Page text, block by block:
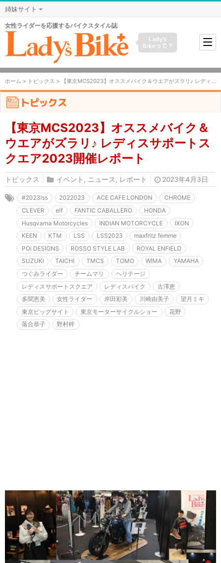
姉妹サイト
女性ライダーを応援するバイクスタイル誌
Lady's
Bikeって？
ホーム > トピックス > 【東京MCS2023】オススメバイク＆ウエアがズラリ♪ レディスサポートスクエア2023開催レポート
トピックス
【東京MCS2023】オススメバイク＆
ウエアがズラリ♪ レディスサポートス
クエア2023開催レポート
トピックス イベント , ニュース , レポート 2023年4月3日
#2023lss 2022023 ACE CAFE LONDON
CHROME
CLEVER
elf FANTIC CABALLERO
HONDA
Husqvarna Motorcycles
INDIAN MOTORCYCLE
IXON
KEEN
KTM LSS LSS2023
maxfritz femme
POi DESIGNS
ROSSO STYLE LAB
ROYAL ENFIELD
SUZUKI
TAICHI TMCS TOMO WIMA
YAMAHA
つぐみライダー
チームマリ
ヘリテージ
レディスサポートスクエア
レディスバイク
古澤恵
多聞恵美
女性ライダー 岸田彩美 川崎由美子
望月ミキ
東京ビッグサイト
東京モーターサイクルショー
花野
落合恭子
野村梓